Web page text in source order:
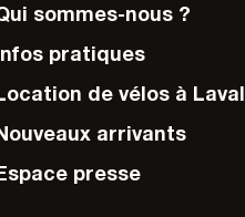
Qui sommes-nous ?
Infos pratiques
Location de vélos à Laval
Nouveaux arrivants
Espace presse